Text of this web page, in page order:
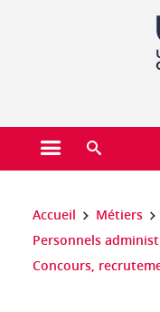
Ouvrir le menu
Vous êtes ici :
Accueil
Métiers
Personnels
Concours,